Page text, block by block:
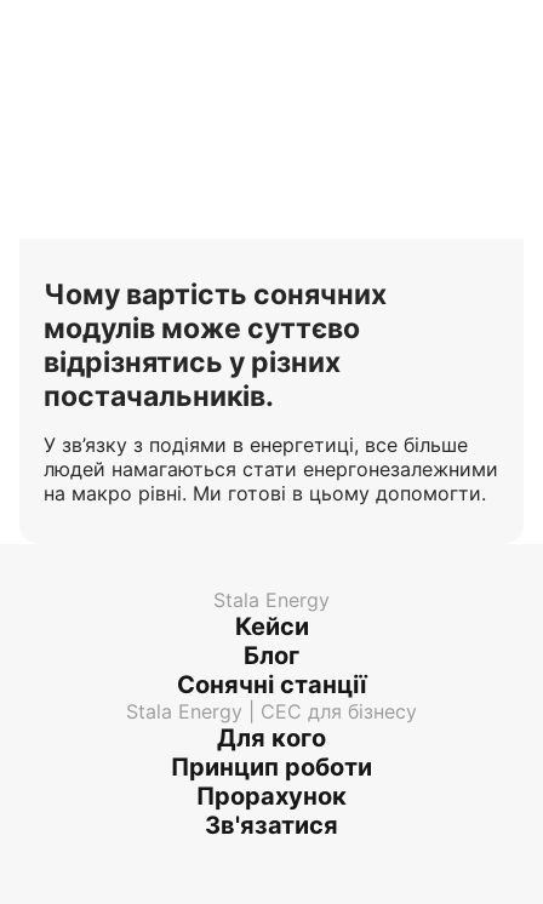
Чому вартість сонячних
модулів може суттєво
відрізнятись у різних
постачальників.
У зв’язку з подіями в енергетиці, все більше
людей намагаються стати енергонезалежними
на макро рівні. Ми готові в цьому допомогти.
Stala Energy
Кейси
Блог
Сонячні станції
Stala Energy | СЕС для бізнесу
Для кого
Принцип роботи
Прорахунок
Зв'язатися